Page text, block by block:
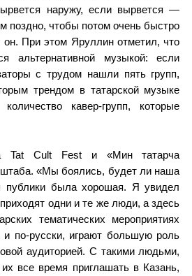
наружу, если вырвется —
поздно, чтобы потом очень быстро
При этом Яруллин отметил, что
альтернативной музыкой: если
с трудом нашли пять групп,
трендом в татарской музыке
кавер-групп, которые
Tat Cult Fest и «Мин татарча
«Мы боялись, будет ли наша
публики была хорошая. Я увидел
одни и те же люди, а здесь
тематических мероприятиях
по-русски, играют большую роль
аудиторией. С такими людьми,
все время приглашать в Казань,